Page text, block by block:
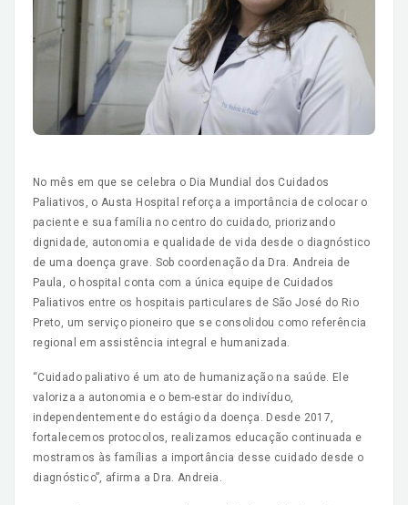
No mês em que se celebra o Dia Mundial dos Cuidados
Paliativos, o Austa Hospital reforça a importância de colocar o
paciente e sua família no centro do cuidado, priorizando
dignidade, autonomia e qualidade de vida desde o diagnóstico
de uma doença grave. Sob coordenação da Dra. Andreia de
Paula, o hospital conta com a única equipe de Cuidados
Paliativos entre os hospitais particulares de São José do Rio
Preto, um serviço pioneiro que se consolidou como referência
regional em assistência integral e humanizada.
“Cuidado paliativo é um ato de humanização na saúde. Ele
valoriza a autonomia e o bem-estar do indivíduo,
independentemente do estágio da doença. Desde 2017,
fortalecemos protocolos, realizamos educação continuada e
mostramos às famílias a importância desse cuidado desde o
diagnóstico”, afirma a Dra. Andreia.